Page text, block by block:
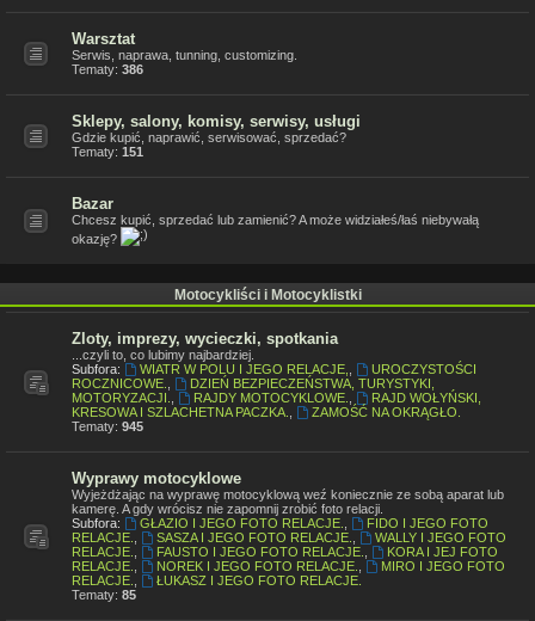
Warsztat
Serwis, naprawa, tunning, customizing.
Tematy: 386
Sklepy, salony, komisy, serwisy, usługi
Gdzie kupić, naprawić, serwisować, sprzedać?
Tematy: 151
Bazar
Chcesz kupić, sprzedać lub zamienić? A może widziałeś/łaś niebywałą
okazję?
Motocykliści i Motocyklistki
Zloty, imprezy, wycieczki, spotkania
...czyli to, co lubimy najbardziej.
Subfora:
WIATR W POLU I JEGO RELACJE,
UROCZYSTOŚCI
ROCZNICOWE.
DZIEŃ BEZPIECZEŃSTWA, TURYSTYKI,
MOTORYZACJI.
RAJDY MOTOCYKLOWE.
RAJD WOŁYŃSKI,
KRESOWA I SZLACHETNA PACZKA.
ZAMOŚĆ NA OKRĄGŁO.
Tematy: 945
Wyprawy motocyklowe
Wyjeżdżając na wyprawę motocyklową weź koniecznie ze sobą aparat lub
kamerę. A gdy wrócisz nie zapomnij zrobić foto relacji.
Subfora:
GŁAZIO I JEGO FOTO RELACJE.
FIDO I JEGO FOTO
RELACJE.
SASZA I JEGO FOTO RELACJE.
WALLY I JEGO FOTO
RELACJE.
FAUSTO I JEGO FOTO RELACJE.
KORA I JEJ FOTO
RELACJE.
NOREK I JEGO FOTO RELACJE.
MIRO I JEGO FOTO
RELACJE.
ŁUKASZ I JEGO FOTO RELACJE.
Tematy: 85